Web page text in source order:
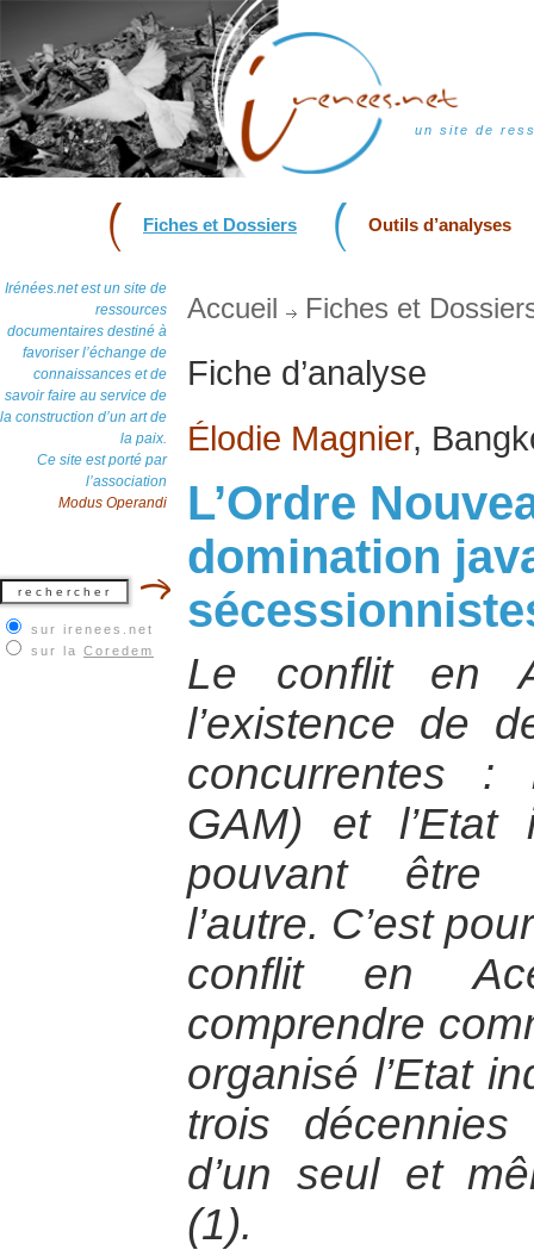
un site de
Fiches et Dossiers Outils d’analyses
Irénées.net est un site de
ressources
documentaires destiné à
favoriser l’échange de
connaissances et de
savoir faire au service de
la construction d’un art de
la paix.
Ce site est porté par
l’association
Modus Operandi
sur irenees.net
sur la Coredem
Accueil Fiches et
Fiche d’analyse
Élodie Magnier,
L’Ordre
domination
Le conflit en
l’existence de
concurrentes
GAM) et l’Etat
pouvant être
l’autre. C’est
conflit en
comprendre
organisé l’Etat
trois
d’un seul et
(1).